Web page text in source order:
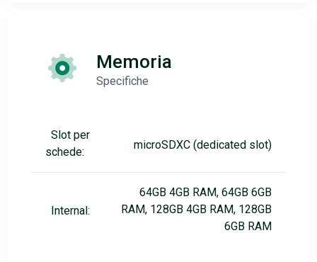
Memoria
Specifiche
Slot per
schede:
microSDXC (dedicated slot)
Internal:
64GB 4GB RAM, 64GB 6GB
RAM, 128GB 4GB RAM, 128GB
6GB RAM